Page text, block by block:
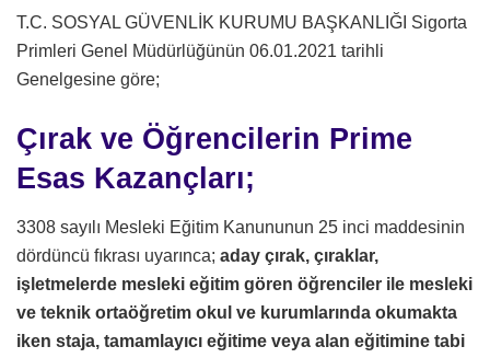
T.C. SOSYAL GÜVENLİK KURUMU BAŞKANLIĞI Sigorta
Primleri Genel Müdürlüğünün 06.01.2021 tarihli
Genelgesine göre;
Çırak ve Öğrencilerin Prime
Esas Kazançları;
3308 sayılı Mesleki Eğitim Kanununun 25 inci maddesinin
dördüncü fıkrası uyarınca; aday çırak, çıraklar,
işletmelerde mesleki eğitim gören öğrenciler ile mesleki
ve teknik ortaöğretim okul ve kurumlarında okumakta
iken staja, tamamlayıcı eğitime veya alan eğitimine tabi